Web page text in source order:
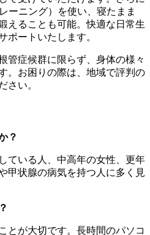
ーニング）を使い、寝たまま
えることも可能。快適な日常生
ポートいたします。
管症候群に限らず、身体の様々
。お困りの際は、地域で評判の
さい。
？
ている人、中高年の女性、更年
甲状腺の病気を持つ人に多く見
とが大切です。長時間のパソコ